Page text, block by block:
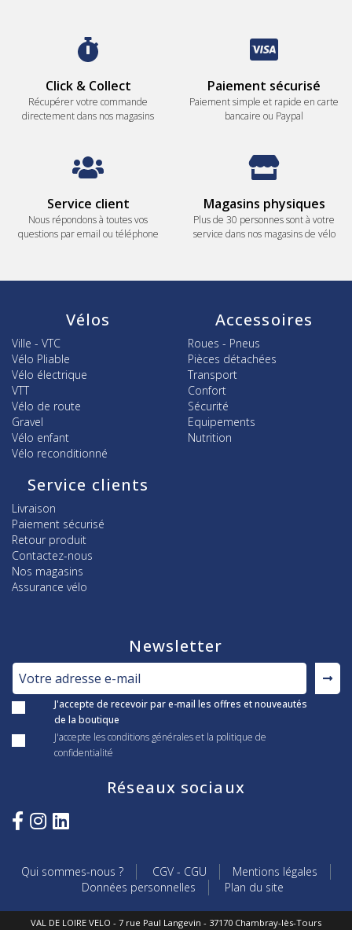
Click & Collect
Récupérer votre commande
directement dans nos magasins
Paiement sécurisé
Paiement simple et rapide en carte
bancaire ou Paypal
Service client
Nous répondons à toutes vos
questions par email ou téléphone
Magasins physiques
Plus de 30 personnes sont à votre
service dans nos magasins de vélo
Vélos
Ville - VTC
Vélo Pliable
Vélo électrique
VTT
Vélo de route
Gravel
Vélo enfant
Vélo reconditionné
Accessoires
Roues - Pneus
Pièces détachées
Transport
Confort
Sécurité
Equipements
Nutrition
Service clients
Livraison
Paiement sécurisé
Retour produit
Contactez-nous
Nos magasins
Assurance vélo
Newsletter
J'accepte de recevoir par e-mail les offres et nouveautés
de la boutique
J'accepte les conditions générales et la politique de
confidentialité
Réseaux sociaux
Qui sommes-nous ? CGV - CGU
Mentions légales
Données personnelles
Plan du site
VAL DE LOIRE VELO - 7 rue Paul Langevin - 37170 Chambray-lès-Tours